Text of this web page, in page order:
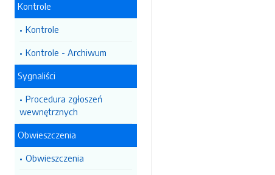
Kontrole
Kontrole
Kontrole - Archiwum
Sygnaliści
Procedura zgłoszeń
wewnętrznych
Obwieszczenia
Obwieszczenia